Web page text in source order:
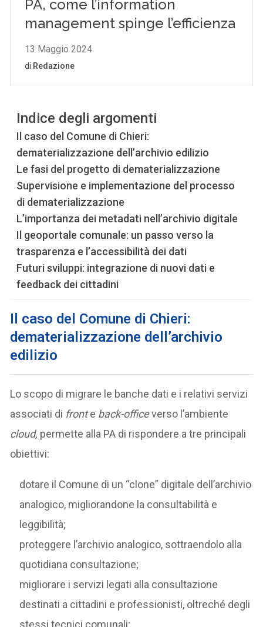
Indice degli argomenti
Il caso del Comune di Chieri:
dematerializzazione dell’archivio edilizio
Le fasi del progetto di dematerializzazione
Supervisione e implementazione del processo
di dematerializzazione
L’importanza dei metadati nell’archivio digitale
Il geoportale comunale: un passo verso la
trasparenza e l’accessibilità dei dati
Futuri sviluppi: integrazione di nuovi dati e
feedback dei cittadini
Il caso del Comune di Chieri:
dematerializzazione dell’archivio
edilizio
Lo scopo di migrare le banche dati e i relativi servizi
associati di fronte back-officeverso l’ambiente
cloud, permette alla PA di rispondere a tre principali
obiettivi:
dotare il Comune di un “clone” digitale dell’archivio
analogico, migliorandone la consultabilità e
leggibilità;
proteggere l’archivio analogico, sottraendolo alla
quotidiana consultazione;
migliorare i servizi legati alla consultazione
destinati a cittadini e professionisti, oltreché degli
stessi tecnici comunali;